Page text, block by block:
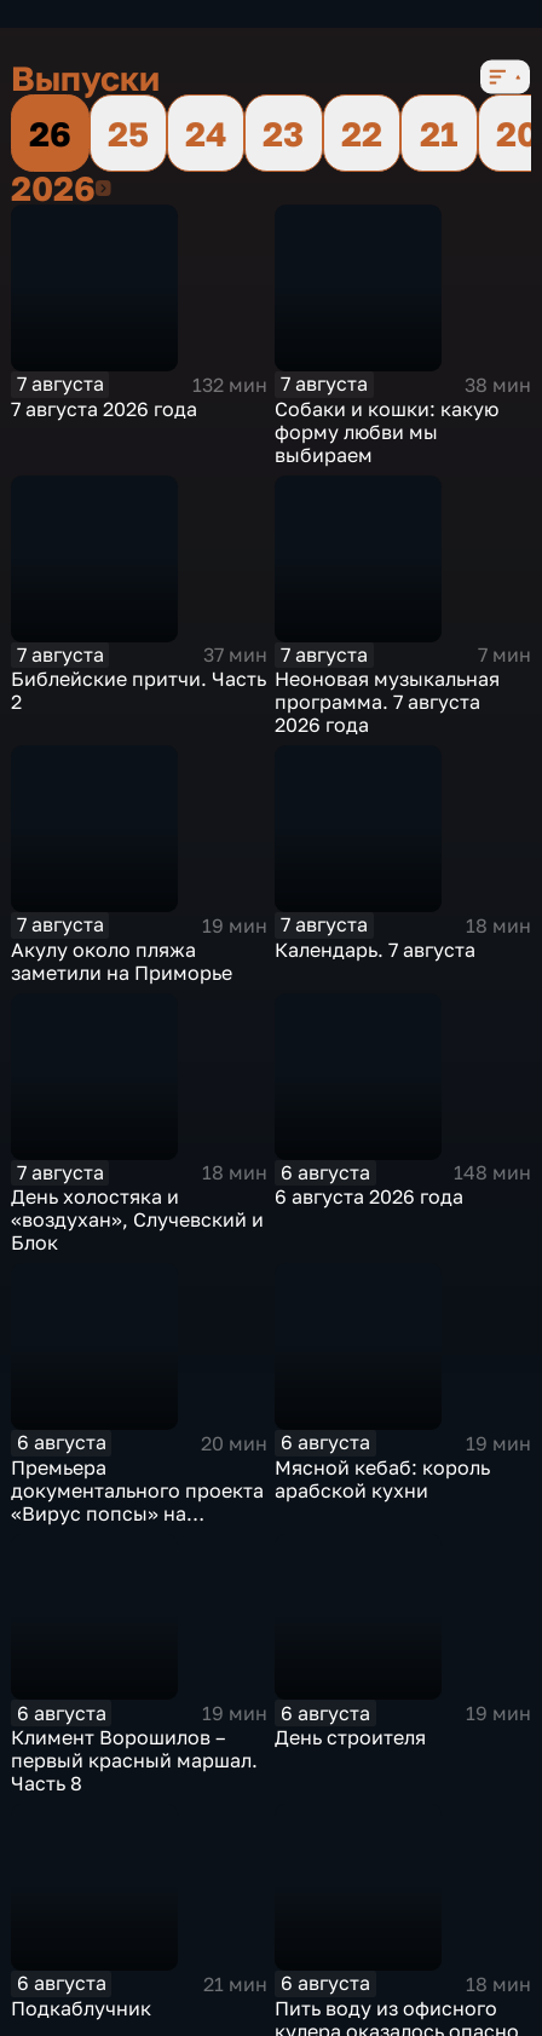
Выпуски
26
25 24 23 22 21
20
20262026
7 августа
132 мин
7 августа 2026 года
7 августа
38 мин
Собаки и кошки: какую
форму любви мы
выбираем
7 августа
37 мин
Библейские притчи. Часть
2
7 августа
7 мин
Неоновая музыкальная
программа. 7 августа
2026 года
7 августа
19 мин
Акулу около пляжа
заметили на Приморье
7 августа
18 мин
Календарь. 7 августа
7 августа
18 мин
День холостяка и
«воздухан», Случевский и
Блок
6 августа
148 мин
6 августа 2026 года
6 августа
20 мин
Премьера
документального проекта
«Вирус попсы» на
6 августа
19 мин
Мясной кебаб: король
арабской кухни
6 августа
19 мин
Климент Ворошилов –
первый красный маршал.
Часть 8
6 августа
19 мин
День строителя
6 августа
21 мин
Подкаблучник
6 августа
18 мин
Пить воду из офисного
кулера оказалось опасно